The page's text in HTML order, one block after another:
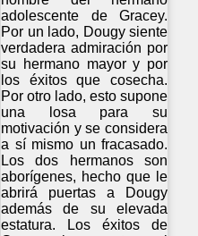
adolescente de Gracey.
Por un lado, Dougy siente
verdadera admiración por
su hermano mayor y por
los éxitos que cosecha.
Por otro lado, esto supone
una losa para su
motivación y se considera
a sí mismo un fracasado.
Los dos hermanos son
aborígenes, hecho que le
abrirá puertas a Dougy
además de su elevada
estatura. Los éxitos de